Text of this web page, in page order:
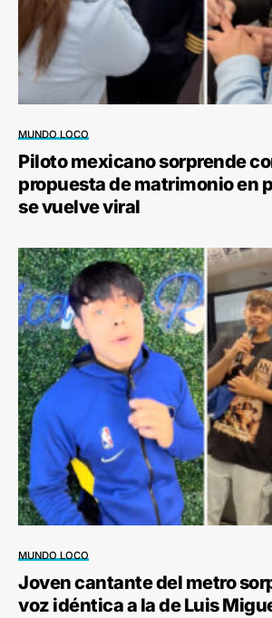
MUNDO LOCO
Piloto mexicano sorprende
propuesta de matrimonio en
se vuelve viral
MUNDO LOCO
Joven cantante del metro
voz idéntica a la de Luis